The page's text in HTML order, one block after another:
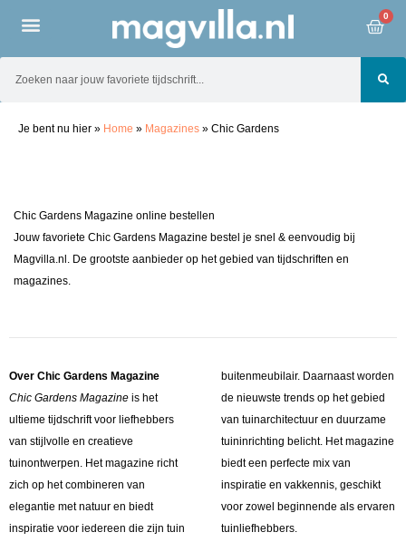
0
Je bent nu hier » Home » Magazines » Chic Gardens
Chic Gardens Magazine online bestellen
Jouw favoriete Chic Gardens Magazine bestel je snel & eenvoudig bij
Magvilla.nl. De grootste aanbieder op het gebied van tijdschriften en
magazines.
Over Chic Gardens Magazine
Chic Gardens Magazine is het
ultieme tijdschrift voor liefhebbers
van stijlvolle en creatieve
tuinontwerpen. Het magazine richt
zich op het combineren van
elegantie met natuur en biedt
inspiratie voor iedereen die zijn tuin
buitenmeubilair. Daarnaast worden
de nieuwste trends op het gebied
van tuinarchitectuur en duurzame
tuininrichting belicht. Het magazine
biedt een perfecte mix van
inspiratie en vakkennis, geschikt
voor zowel beginnende als ervaren
tuinliefhebbers.